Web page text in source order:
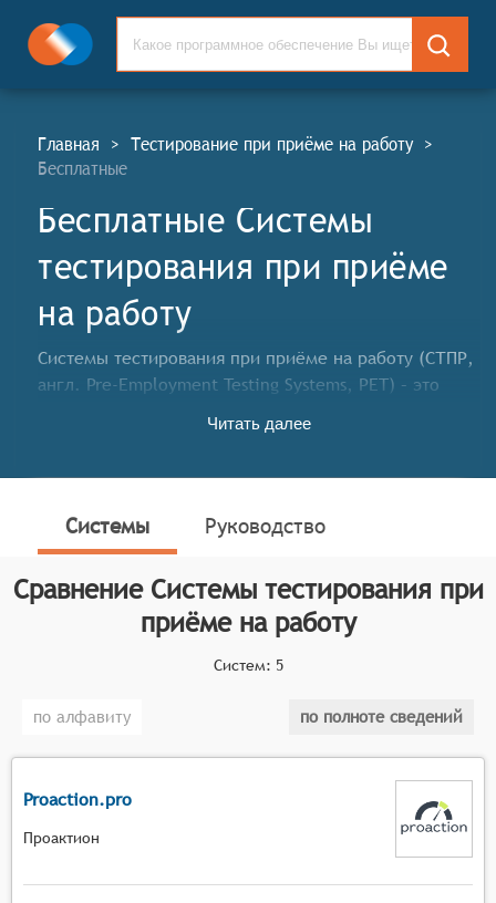
Главная > Тестирование при приёме на работу >
Бесплатные
Бесплатные Системы
тестирования при приёме
на работу
Системы тестирования при приёме на работу (СТПР,
англ. Pre-Employment Testing Systems, PET) – это
используемых работодателями для оценки
системы играют важную роль в процессе найма,
помогая компаниям определить наиболее
открытые позиции.
Классификатор программных продуктов Соваре
определяет конкретные функциональные критерии
категории систем тестирования при приёме на
Создание тестов: Системы должны
предоставлять инструменты для создания
различных типов тестов, включая тесты на
знание предметной области, психологические
Читать далее
Системы Руководство
Сравнение Системы тестирования при
приёме на работу
Систем: 5
по алфавиту по полноте сведений
Proaction.pro
Проактион